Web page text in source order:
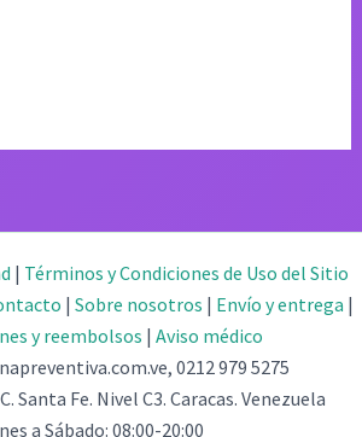
| Términos y Condiciones de Uso del Sitio
| Sobre nosotros | Envío y entrega |
y reembolsos | Aviso médico
0212 979 5275
Santa Fe. Nivel C3. Caracas. Venezuela
a Sábado: 08:00-20:00